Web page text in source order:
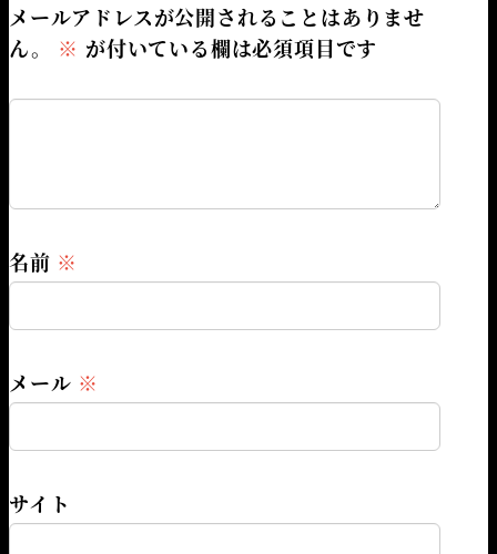
メールアドレスが公開されることはありませ
ん。
※ が付いている欄は必須項目です
名前 ※
メール ※
サイト